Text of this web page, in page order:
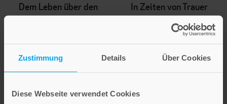
Zustimmung Details Über Cookies
Diese Webseite verwendet Cookies
Dem Leben über den
Weg trauen
Bestell-Nr: 71217
In Zeiten von Trauer
und Abschied
Worte der herzlichen
Anteilnahme
Bestell-Nr: 71216
IN DEN WARENKORB